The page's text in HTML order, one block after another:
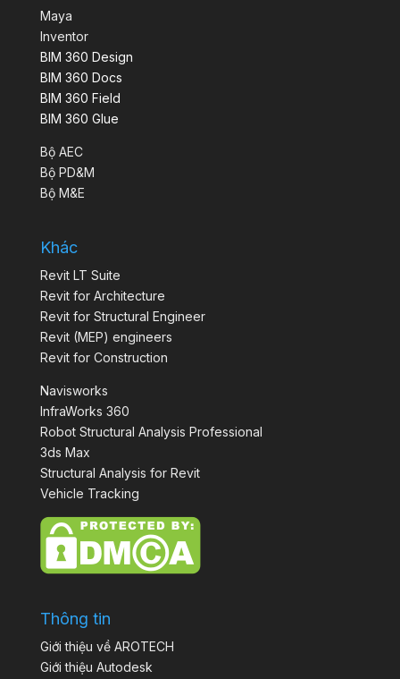
Maya
Inventor
BIM 360 Design
BIM 360 Docs
BIM 360 Field
BIM 360 Glue
Bộ AEC
Bộ PD&M
Bộ M&E
Khác
Revit LT Suite
Revit for Architecture
Revit for Structural Engineer
Revit (MEP) engineers
Revit for Construction
Navisworks
InfraWorks 360
Robot Structural Analysis Professional
3ds Max
Structural Analysis for Revit
Vehicle Tracking
Thông tin
Giới thiệu về AROTECH
Giới thiệu Autodesk